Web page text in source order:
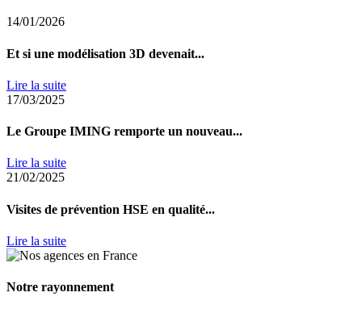
14/01/2026
Et si une modélisation 3D devenait...
Lire la suite
17/03/2025
Le Groupe IMING remporte un nouveau...
Lire la suite
21/02/2025
Visites de prévention HSE en qualité...
Lire la suite
Notre rayonnement